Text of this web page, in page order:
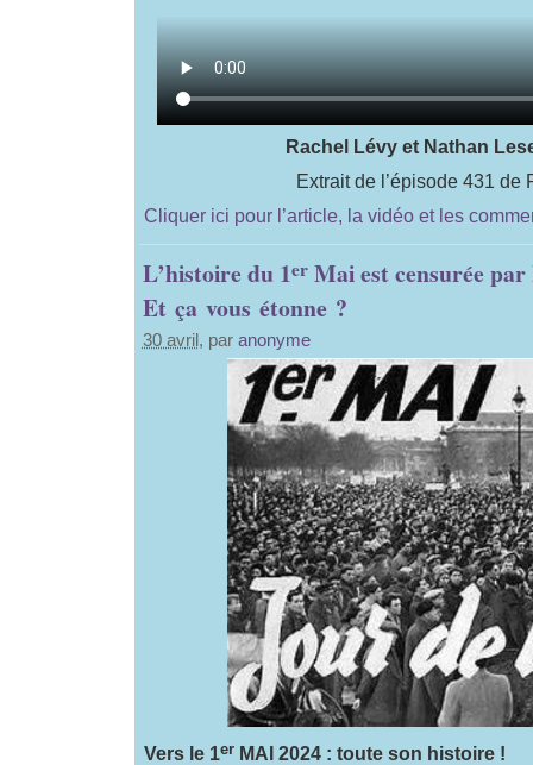
Rachel Lévy et Nathan
Extrait de l’épisode 431 de
Cliquer ici pour l’article, la vidéo et les
L’histoire du 1erMai est censurée par
Et ça vous étonne ?
30 avril , par anonyme
Vers le 1erMAI 2024 : toute son histoire !